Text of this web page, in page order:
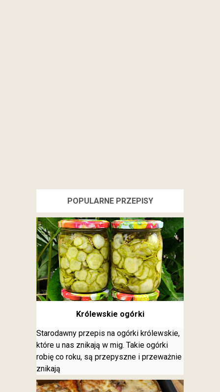
POPULARNE PRZEPISY
Królewskie ogórki
Starodawny przepis na ogórki królewskie,
które u nas znikają w mig. Takie ogórki
robię co roku, są przepyszne i przeważnie
znikają